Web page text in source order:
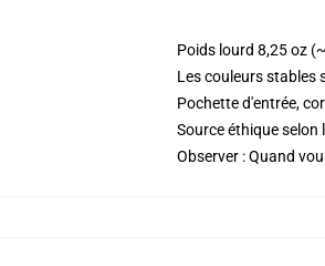
Poids lourd 8,25 oz
Les couleurs stables
Pochette d'entrée,
Source éthique
Observer : Quand